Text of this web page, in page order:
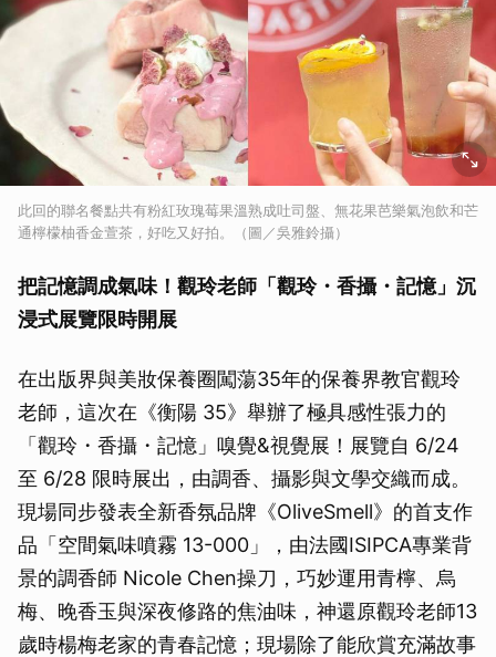
此回的聯名餐點共有粉紅玫瑰莓果溫熟成吐司盤、無花果芭樂氣泡飲和芒
通檸檬柚香金萱茶，好吃又好拍。（圖／吳雅鈴攝）
把記憶調成氣味！觀玲老師「觀玲・香攝・記憶」沉
浸式展覽限時開展
在出版界與美妝保養圈闖蕩35年的保養界教官觀玲
老師，這次在《衡陽 35》舉辦了極具感性張力的
「觀玲・香攝・記憶」嗅覺&視覺展！展覽自 6/24
至 6/28 限時展出，由調香、攝影與文學交織而成。
現場同步發表全新香氛品牌《OliveSmell》的首支作
品「空間氣味噴霧 13-000」，由法國ISIPCA專業背
景的調香師 Nicole Chen操刀，巧妙運用青檸、烏
梅、晚香玉與深夜修路的焦油味，神還原觀玲老師13
歲時楊梅老家的青春記憶；現場除了能欣賞充滿故事